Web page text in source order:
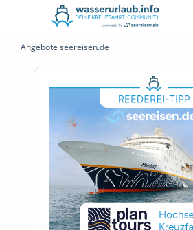
Angebote seereisen.de